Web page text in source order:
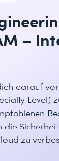
–
darauf
Level)
die
zu